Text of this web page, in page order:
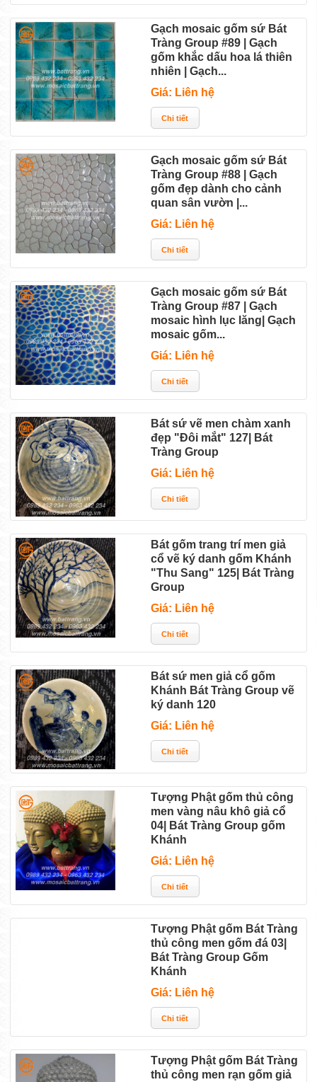
Gạch mosaic gốm sứ Bát
Tràng Group #89 | Gạch
gốm khắc dấu hoa lá thiên
nhiên | Gạch...
Giá: Liên hệ
Gạch mosaic gốm sứ Bát
Tràng Group #88 | Gạch
gốm đẹp dành cho cảnh
quan sân vườn |...
Giá: Liên hệ
Gạch mosaic gốm sứ Bát
Tràng Group #87 | Gạch
mosaic hình lục lăng| Gạch
mosaic gốm...
Giá: Liên hệ
Bát sứ vẽ men chàm xanh
đẹp "Đôi mắt" 127| Bát
Tràng Group
Giá: Liên hệ
Bát gốm trang trí men giả
cổ vẽ ký danh gốm Khánh
"Thu Sang" 125| Bát Tràng
Group
Giá: Liên hệ
Bát sứ men giả cổ gốm
Khánh Bát Tràng Group vẽ
ký danh 120
Giá: Liên hệ
Tượng Phật gốm thủ công
men vàng nâu khô giả cổ
04| Bát Tràng Group gốm
Khánh
Giá: Liên hệ
Tượng Phật gốm Bát Tràng
thủ công men gốm đá 03|
Bát Tràng Group Gốm
Khánh
Giá: Liên hệ
Tượng Phật gốm Bát Tràng
thủ công men rạn gốm giả